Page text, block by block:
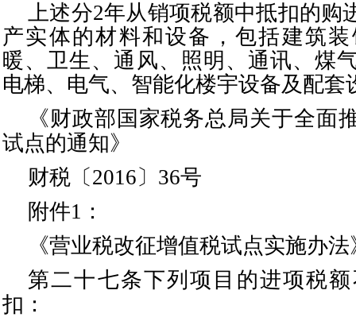
上述分2年从销项税额中抵扣的购
产实体的材料和设备，包括建筑
暖、卫生、通风、照明、通讯、煤
电梯、电气、智能化楼宇设备及配套
《财政部国家税务总局关于全面
试点的通知》
财税〔 2016〕36号
附件1：
《营业税改征增值税试点实施办法
第二十七条下列项目的进项税
扣：